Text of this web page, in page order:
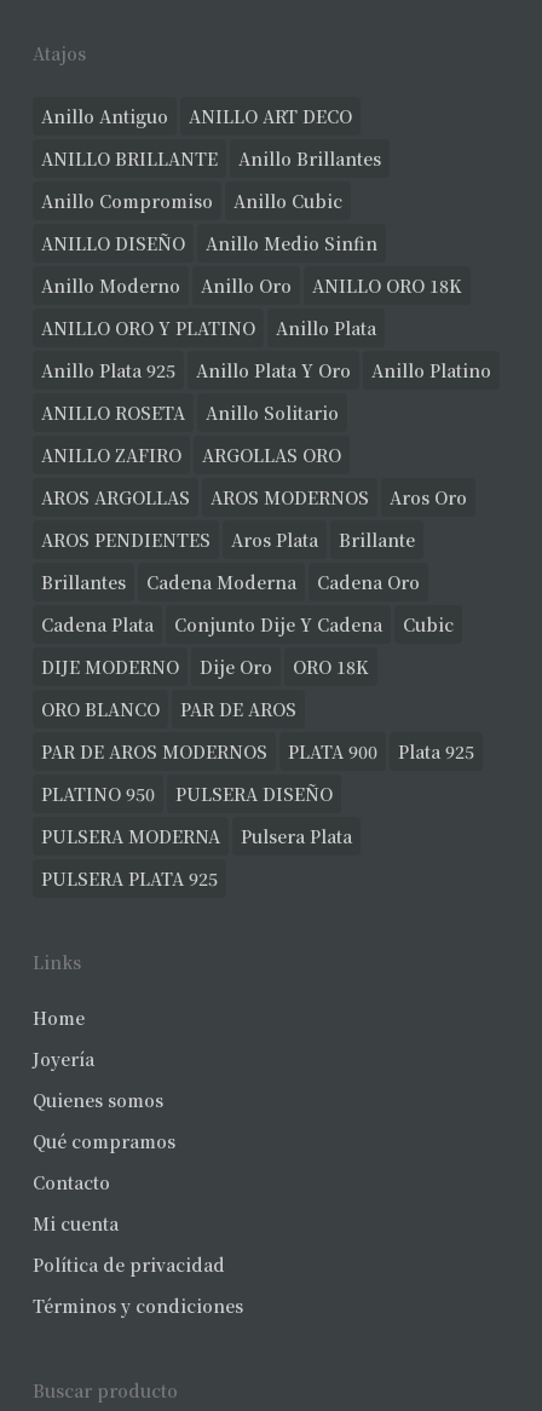
Atajos
Anillo Antiguo
ANILLO ART DECO
ANILLO BRILLANTE
Anillo Brillantes
Anillo Compromiso
Anillo Cubic
ANILLO DISEÑO
Anillo Medio Sinfin
Anillo Moderno
Anillo Oro
ANILLO ORO 18K
ANILLO ORO Y PLATINO
Anillo Plata
Anillo Plata 925
Anillo Plata Y Oro
Anillo Platino
ANILLO ROSETA
Anillo Solitario
ANILLO ZAFIRO
ARGOLLAS ORO
AROS ARGOLLAS
AROS MODERNOS
Aros Oro
AROS PENDIENTES
Aros Plata
Brillante
Brillantes
Cadena Moderna
Cadena Oro
Cadena Plata
Conjunto Dije Y Cadena
Cubic
DIJE MODERNO
Dije Oro
ORO 18K
ORO BLANCO
PAR DE AROS
PAR DE AROS MODERNOS
PLATA 900
Plata 925
PLATINO 950
PULSERA DISEÑO
PULSERA MODERNA
Pulsera Plata
PULSERA PLATA 925
Links
Home
Joyería
Quienes somos
Qué compramos
Contacto
Mi cuenta
Política de privacidad
Términos y condiciones
Buscar producto